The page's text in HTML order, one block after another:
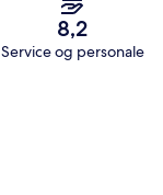
8,2
Service og personale